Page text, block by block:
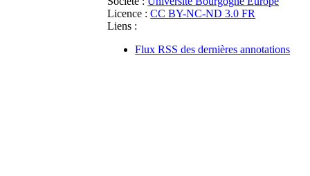
Licence : CC BY-NC-ND 3.0 FR
Liens :
Flux RSS des dernières annotations